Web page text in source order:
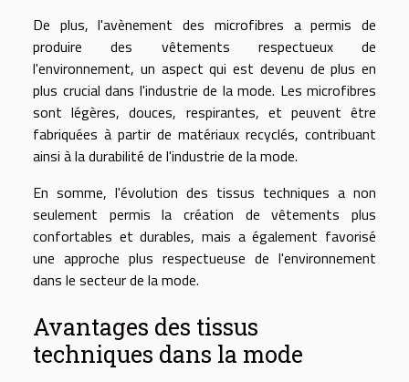
De plus, l'avènement des microfibres a permis de
produire des vêtements respectueux de
l'environnement, un aspect qui est devenu de plus en
plus crucial dans l'industrie de la mode. Les microfibres
sont légères, douces, respirantes, et peuvent être
fabriquées à partir de matériaux recyclés, contribuant
ainsi à la durabilité de l'industrie de la mode.
En somme, l'évolution des tissus techniques a non
seulement permis la création de vêtements plus
confortables et durables, mais a également favorisé
une approche plus respectueuse de l'environnement
dans le secteur de la mode.
Avantages des tissus
techniques dans la mode